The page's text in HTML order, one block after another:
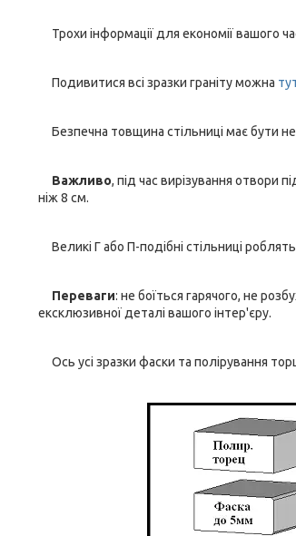
Трохи інформації для економії вашого
Подивитися всі зразки граніту можна
Безпечна товщина стільниці має бути
Важливо, під час вирізування отвори
ніж 8 см.
Великі Г або П-подібні стільниці
Переваги: не боїться гарячого, не
ексклюзивної деталі вашого інтер'єру.
Ось усі зразки фаски та полірування